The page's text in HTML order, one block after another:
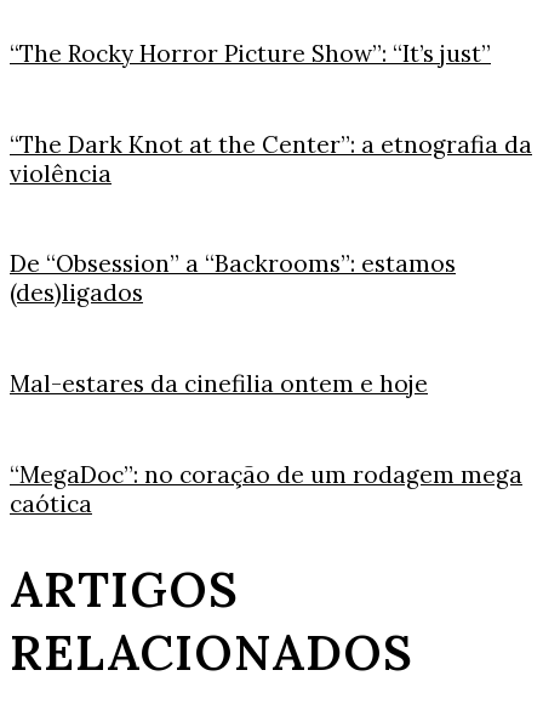
“The Rocky Horror Picture Show”: “It’s just”
“The Dark Knot at the Center”: a etnografia da
violência
De “Obsession” a “Backrooms”: estamos
(des)ligados
Mal-estares da cinefilia ontem e hoje
“MegaDoc”: no coração de um rodagem mega
caótica
ARTIGOS
RELACIONADOS